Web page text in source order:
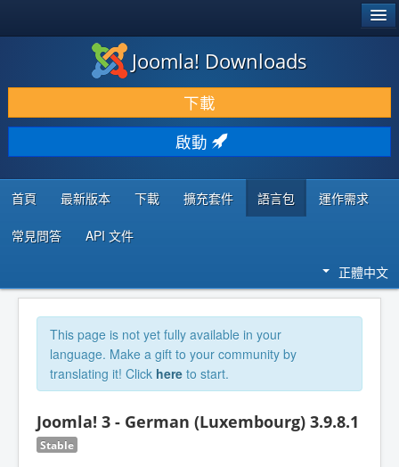
下載 & 擴充
發現 & 學習
社群 & 支援
程式者資源
Joomla! Downloads
下載
啟動
首頁 最新版本 下載 擴充套件 語言包 運作需求
常見問答 API 文件
正體中文
This page is not yet fully available in your
language. Make a gift to your community by
translating it! Click here to start.
Joomla! 3 - German (Luxembourg) 3.9.8.1
Stable